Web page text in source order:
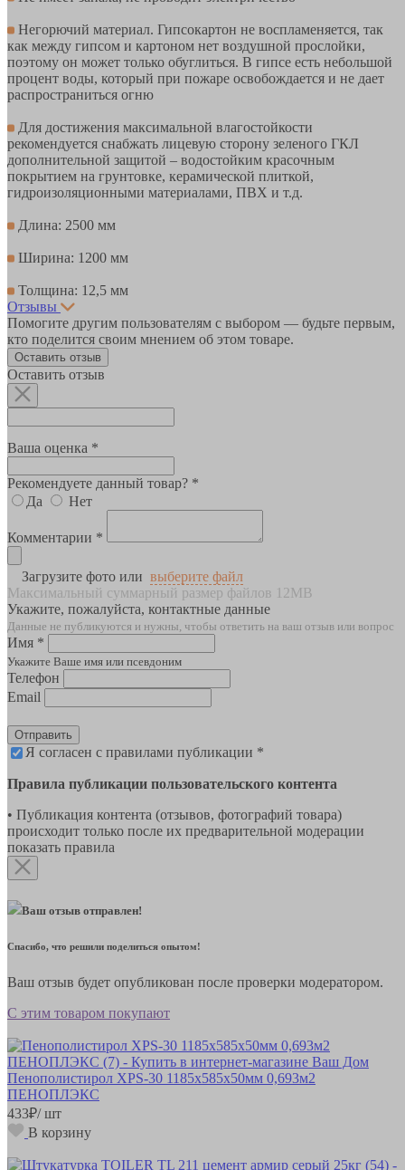
Негорючий материал. Гипсокартон не воспламеняется, так
как между гипсом и картоном нет воздушной прослойки,
поэтому он может только обуглиться. В гипсе есть небольшой
процент воды, который при пожаре освобождается и не дает
распространиться огню
Для достижения максимальной влагостойкости
рекомендуется снабжать лицевую сторону зеленого ГКЛ
дополнительной защитой – водостойким красочным
покрытием на грунтовке, керамической плиткой,
гидроизоляционными материалами, ПВХ и т.д.
Длина: 2500 мм
Ширина: 1200 мм
Толщина: 12,5 мм
Отзывы
Помогите другим пользователям с выбором — будьте первым,
кто поделится своим мнением об этом товаре.
Оставить отзыв
Оставить отзыв
Ваша оценка *
Рекомендуете данный товар? *
Да
Нет
Комментарии *
Загрузите фото или выберите файл
Максимальный суммарный размер файлов 12MB
Укажите, пожалуйста, контактные данные
Данные не публикуются и нужны, чтобы ответить на ваш отзыв или вопрос
Имя *
Укажите Ваше имя или псевдоним
Телефон
Email
Отправить
Я согласен с правилами публикации *
Правила публикации пользовательского контента
• Публикация контента (отзывов, фотографий товара)
происходит только после их предварительной модерации
показать правила
Ваш отзыв отправлен!
Спасибо, что решили поделиться опытом!
Ваш отзыв будет опубликован после проверки модератором.
С этим товаром покупают
Пенополистирол XPS-30 1185х585х50мм 0,693м2
ПЕНОПЛЭКС
433₽/ шт
В корзину